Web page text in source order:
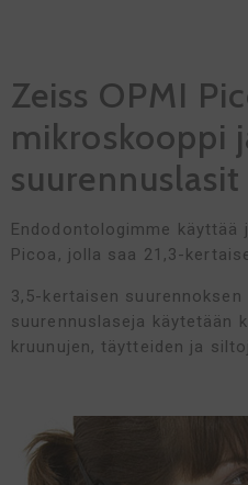
Zeiss OPMI
mikroskooppi
suurennuslasit
Endodontologimme käyttää
Picoa, jolla saa 21,3-
3,5-kertaisen
suurennuslaseja käytetään
kruunujen, täytteiden ja